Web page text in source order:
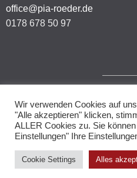
office@pia-roeder.de
0178 678 50 97
Impressum
Datenschutzerklärung
© 2026. Allegiant
Wir verwenden Cookies auf
"Alle akzeptieren" klicken,
ALLER Cookies zu. Sie
Einstellungen" Ihre
Cookie Settings Alles